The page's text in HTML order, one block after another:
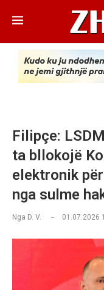
Filipçe:
ta bllokojë
elektronik
nga sulme
Nga D. V. 01.07.2026